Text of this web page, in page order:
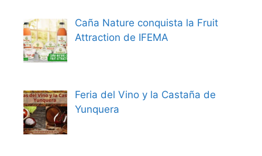
Caña Nature conquista la Fruit
Attraction de IFEMA
Feria del Vino y la Castaña de
Yunquera